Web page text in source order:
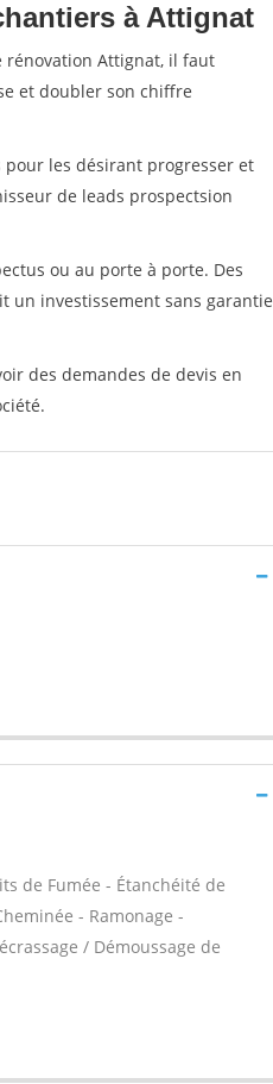
à Attignat
rénovation Attignat, il faut
et doubler son chiffre
les désirant progresser et
de leads prospectsion
ou au porte à porte. Des
un investissement sans garantie
des demandes de devis en
de Fumée - Étanchéité de
- Ramonage -
/ Démoussage de